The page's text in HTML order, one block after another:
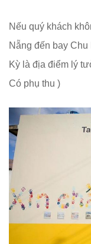
Nếu quý khách
Nẵng đến bay
Kỳ là địa điểm lý
Có phụ thu )